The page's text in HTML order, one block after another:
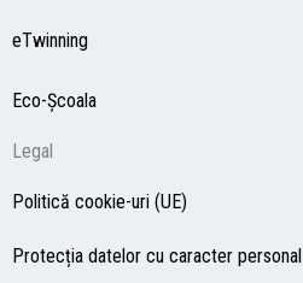
eTwinning
Eco-Şcoala
Legal
Politică cookie-uri (UE)
Protecția datelor cu caracter personal